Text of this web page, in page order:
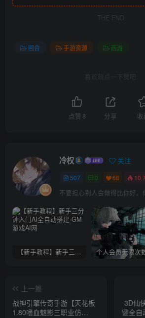
THE END
回合 手游资源 西游
喜欢就点一下赞吧
点赞 8 分享 收
冷权 关注
507 0 68
【新手教程】新手三分钟入门AI全自动搭建 个人会员无限次
上一篇
战神引擎传奇手游【天花板
1.80嗜血魅影三职业仿
3D仙
键全自